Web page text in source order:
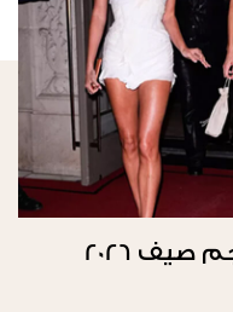
صيف 2026